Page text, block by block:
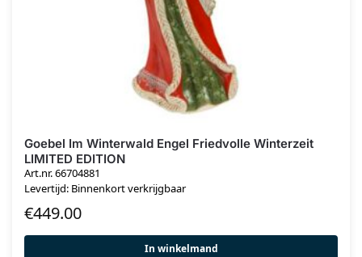
Goebel Im Winterwald Engel Friedvolle Winterzeit
LIMITED EDITION
Art.nr. 66704881
Levertijd: Binnenkort verkrijgbaar
€449.00
In winkelmand